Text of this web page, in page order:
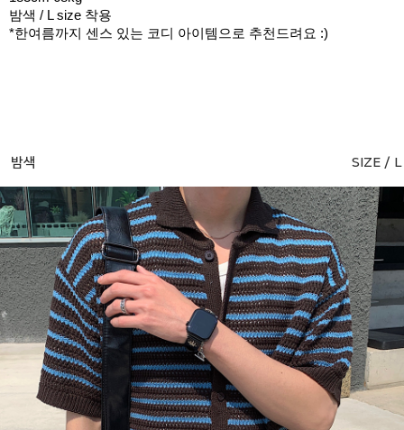
밤색 / L size 착용
*한여름까지 센스 있는 코디 아이템으로 추천드려요 :)
밤색 SIZE / L